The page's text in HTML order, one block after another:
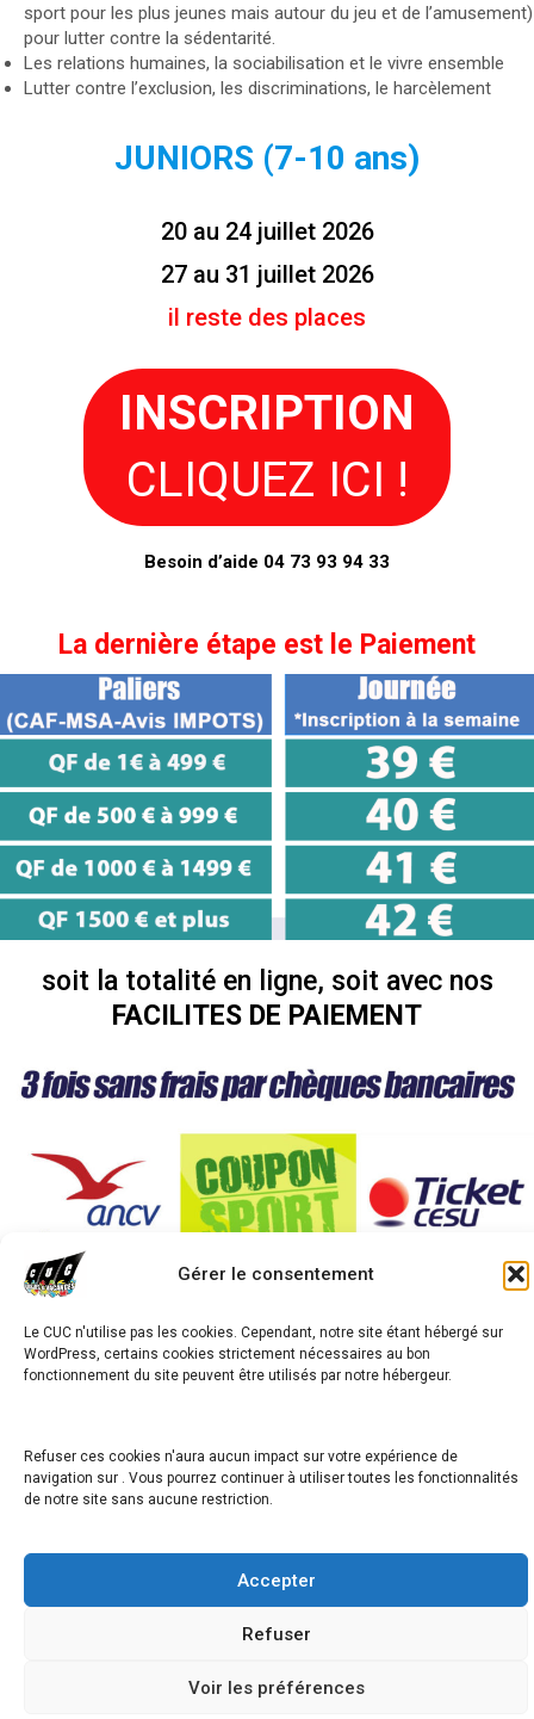
Gérer le consentement
Le CUC n'utilise pas les cookies. Cependant, notre site étant hébergé sur
WordPress, certains cookies strictement nécessaires au bon
fonctionnement du site peuvent être utilisés par notre hébergeur.
Refuser ces cookies n'aura aucun impact sur votre expérience de
navigation sur . Vous pourrez continuer à utiliser toutes les fonctionnalités
de notre site sans aucune restriction.
Accepter
Refuser
Voir les préférences
sport pour les plus jeunes mais autour du jeu et de l’amusement)
pour lutter contre la sédentarité.
Les relations humaines, la sociabilisation et le vivre ensemble
Lutter contre l’exclusion, les discriminations, le harcèlement
JUNIORS (7-10 ans)
20 au 24 juillet 2026
27 au 31 juillet 2026
il reste des places
INSCRIPTION
CLIQUEZ ICI !
Besoin d’aide 04 73 93 94 33
La dernière étape est le Paiement
soit la totalité en ligne, soit avec nos
FACILITES DE PAIEMENT
Semaine « Dessin 🖍️ créa ✂️ & nature 🌳 »
Copyright © 2026